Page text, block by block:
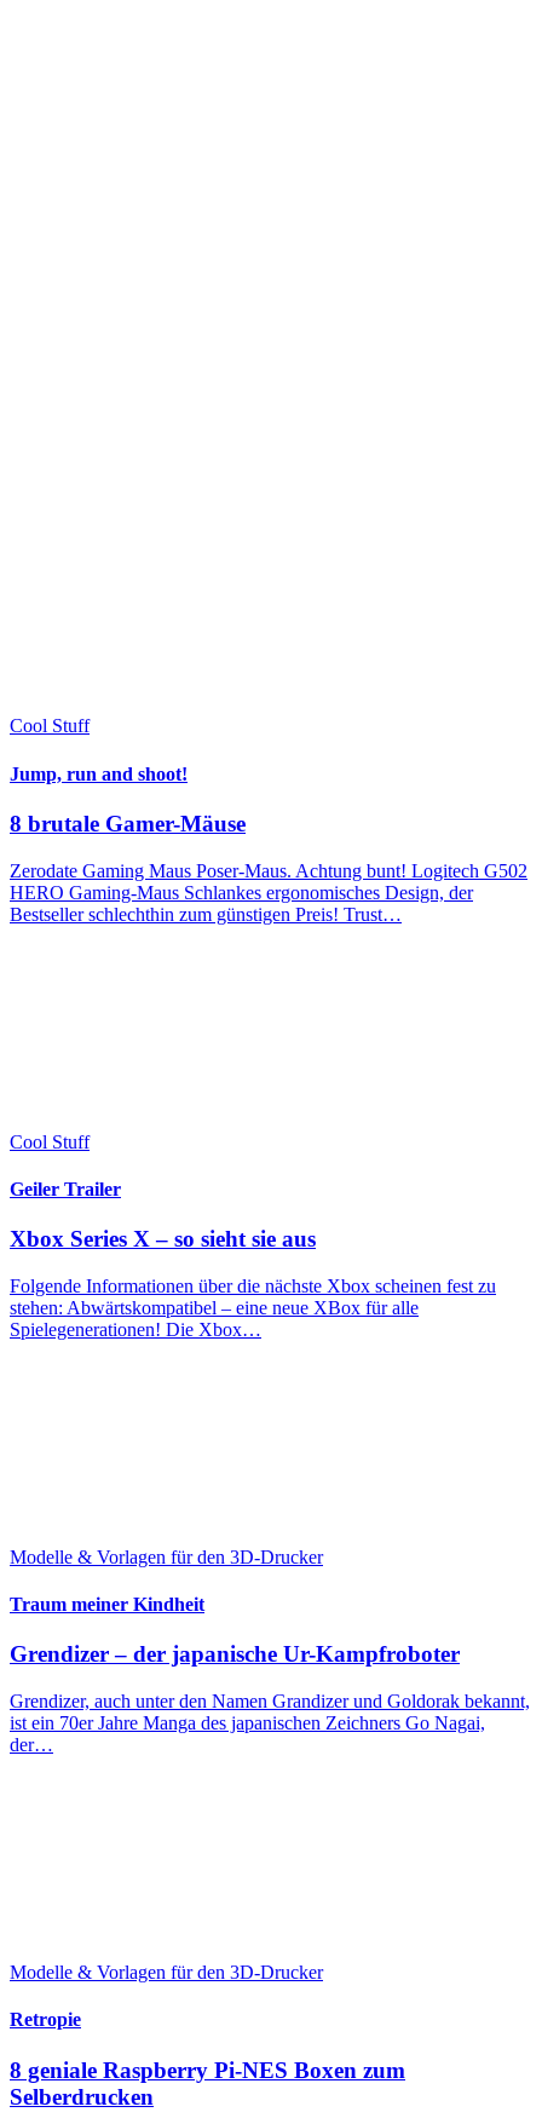
Cool Stuff
Jump, run and shoot!
8 brutale Gamer-Mäuse
Zerodate Gaming Maus Poser-Maus. Achtung bunt! Logitech G502
HERO Gaming-Maus Schlankes ergonomisches Design, der
Bestseller schlechthin zum günstigen Preis! Trust…
Cool Stuff
Geiler Trailer
Xbox Series X – so sieht sie aus
Folgende Informationen über die nächste Xbox scheinen fest zu
stehen: Abwärtskompatibel – eine neue XBox für alle
Spielegenerationen! Die Xbox…
Modelle & Vorlagen für den 3D-Drucker
Traum meiner Kindheit
Grendizer – der japanische Ur-Kampfroboter
Grendizer, auch unter den Namen Grandizer und Goldorak bekannt,
ist ein 70er Jahre Manga des japanischen Zeichners Go Nagai,
der…
Modelle & Vorlagen für den 3D-Drucker
Retropie
8 geniale Raspberry Pi-NES Boxen zum
Selberdrucken